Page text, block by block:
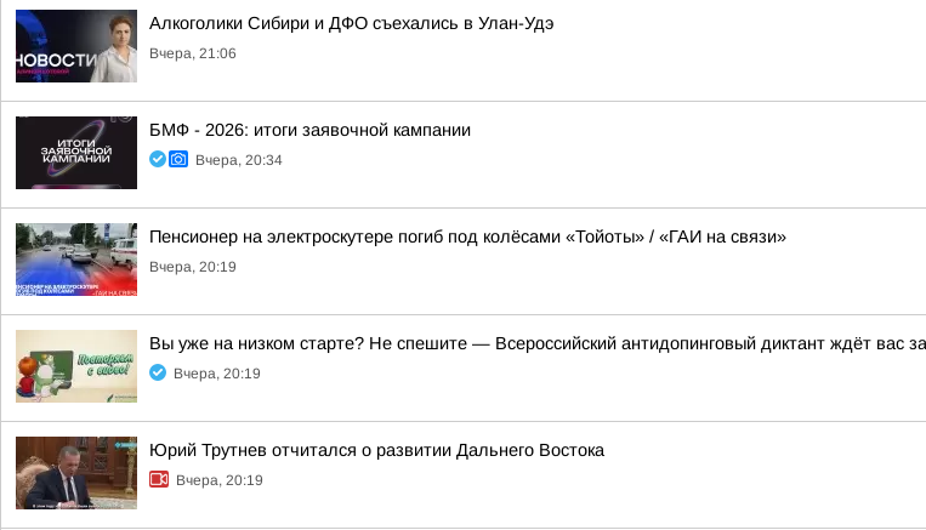
Алкоголики Сибири и ДФО съехались в Улан-Удэ
Вчера, 21:06
БМФ - 2026: итоги заявочной кампании
Вчера, 20:34
Пенсионер на электроскутере погиб под колёсами «Тойоты» / «ГАИ на связи»
Вчера, 20:19
Вы уже на низком старте? Не спешите — Всероссийский антидопинговый диктант ждёт вас
Вчера, 20:19
Юрий Трутнев отчитался о развитии Дальнего Востока
Вчера, 20:19